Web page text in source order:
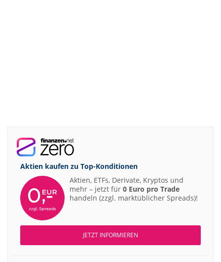
Aktien kaufen zu Top-Konditionen
Aktien, ETFs, Derivate, Kryptos und
mehr – jetzt für 0 Euro pro Trade
handeln (zzgl. marktüblicher Spreads)!
JETZT INFORMIEREN